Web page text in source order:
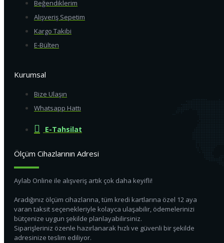
Manometre - Fark Basınç Ölçer
Beğendiklerim
Alışveriş Sepetim
Kargo Takibi
E-Bülten
Kurumsal
Bize Ulaşın
Whatsapp Hattı
E-Tahsilat
Ölçüm Cihazlarının Adresi
Aylab Online ile alışveriş artık çok daha keyifli!
Aradığınız ölçüm cihazlarına, tüm kredi kartlarına özel 12 aya
varan taksit seçenekleriyle kolayca ulaşabilir, ödemelerinizi
bütçenize uygun şekilde planlayabilirsiniz.
Siparişleriniz özenle hazırlanarak hızlı ve güvenli bir şekilde
adresinize teslim ediliyor.